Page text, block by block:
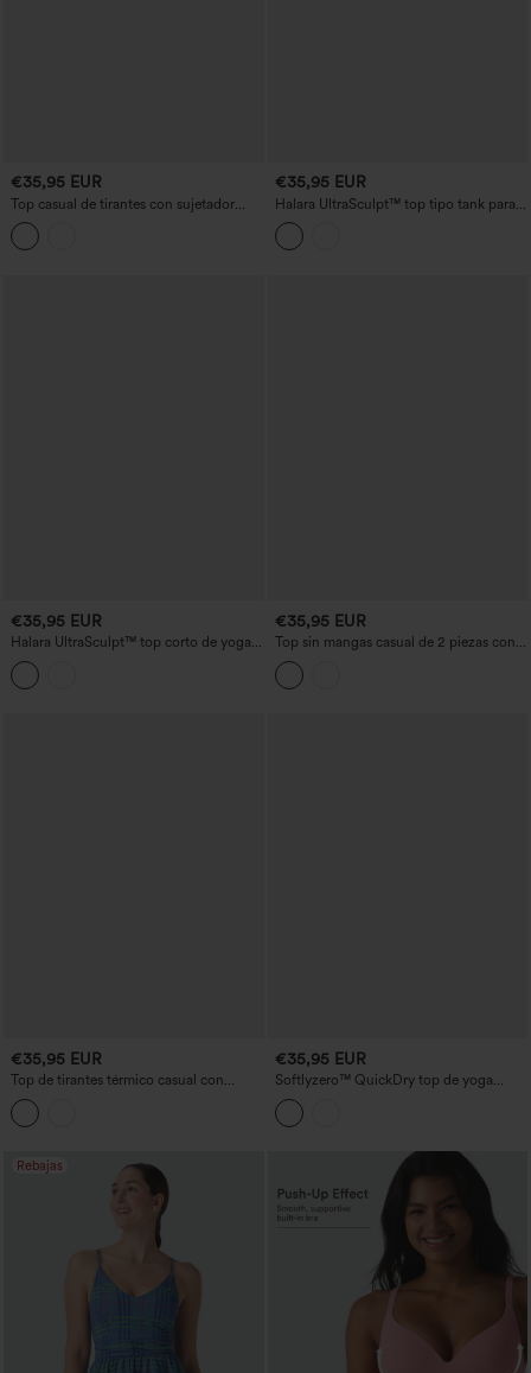
€35,95 EUR
Top casual de tirantes con sujetador
incorporado y lazo halter en la espalda
€35,95 EUR
Halara UltraSculpt™ top tipo tank para
yoga con copas moldeadas, efecto
push-up y sujeción ligera
€35,95 EUR
Halara UltraSculpt™ top corto de yoga
con estampado de leopardo, escote en
U, sujetador incorporado y detalles cut-
out
€35,95 EUR
Top sin mangas casual de 2 piezas con
escote redondo, espalda estilo racer,
sujetador incorporado y tacto fresco -
UPF50+
€35,95 EUR
Top de tirantes térmico casual con
escote en V y efecto push-up - copas
D/DD/DDD/F
€35,95 EUR
Softlyzero™ QuickDry top de yoga
racerback - con sujetador integrado y
paneles de malla a contraste, conjunto
de 2 piezas
Rebajas